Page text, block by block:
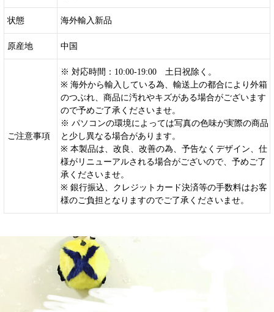
状態 海外輸入新品
原産地 中国
ご注意事項
※ 対応時間：10:00-19:00 土日祝除く。
※ 海外から輸入している為、輸送上の都合により外箱
のつぶれ、商品に汚れやキズがある場合がございます
ので予めご了承くださいませ。
※ パソコンの環境によっては写真の色味が実際の商品
と少し異なる場合があります。
※ 本製品は、改良、改善の為、予告なくデザイン、仕
様がリニューアルされる場合がございので、予めご了
承くださいませ。
※ 銀行振込、クレジットカード決済等の手数料はお客
様のご負担となりますのでご了承くださいませ。